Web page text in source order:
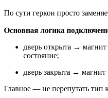
По сути геркон просто
Основная логика
дверь открыта → магнит
состояние;
дверь закрыта → магнит
Главное — не перепутать тип